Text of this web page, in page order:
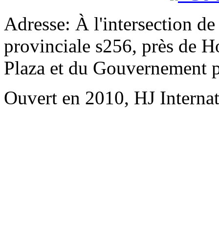
Adresse: À l'intersection
provinciale s256, près de
Plaza et du
Ouvert en 2010, HJ